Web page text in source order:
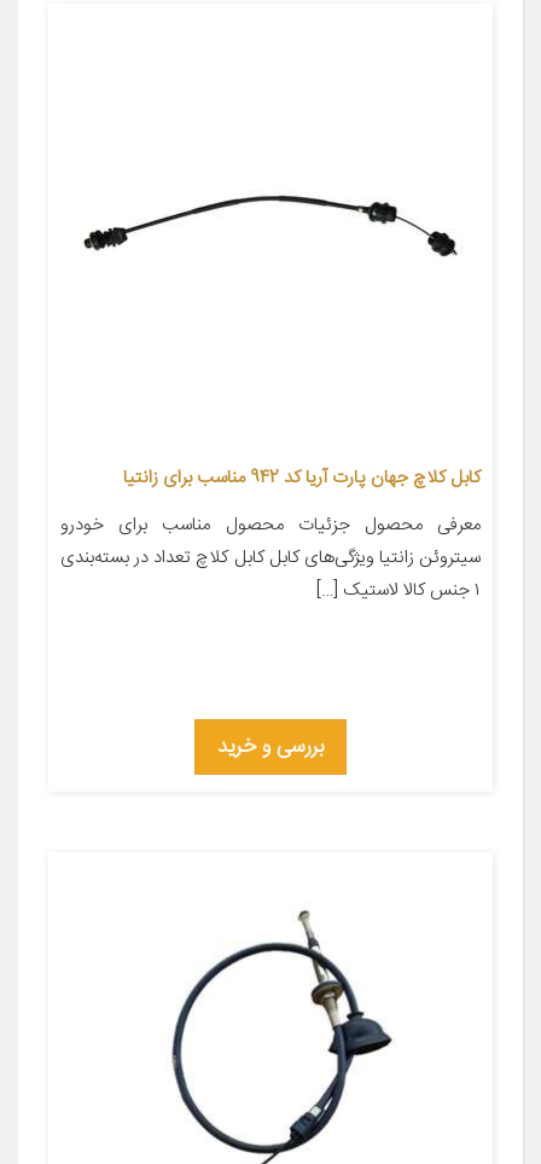
کابل کلاچ جهان پارت آریا کد 942 مناسب برای زانتیا
معرفی محصول جزئیات محصول مناسب برای خودرو
سیتروئن زانتیا ویژگی‌های کابل کابل کلاچ تعداد در بسته‌بندی
۱ جنس کالا لاستیک […]
بررسی و خرید